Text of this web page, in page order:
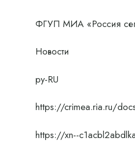
ФГУП МИА «Россия
Новости
ру-RU
https://crimea.ria.ru/
https://xn--